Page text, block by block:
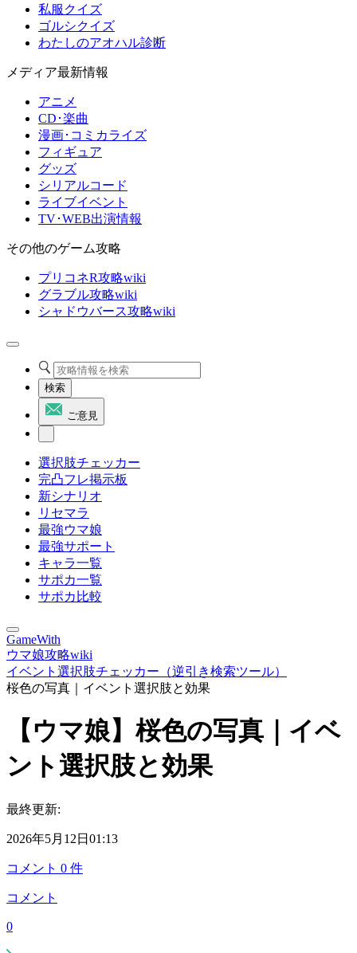
私服クイズ
ゴルシクイズ
わたしのアオハル診断
メディア最新情報
アニメ
CD･楽曲
漫画･コミカライズ
フィギュア
グッズ
シリアルコード
ライブイベント
TV･WEB出演情報
その他のゲーム攻略
プリコネR攻略wiki
グラブル攻略wiki
シャドウバース攻略wiki
検索
ご意見
選択肢チェッカー
完凸フレ掲示板
新シナリオ
リセマラ
最強ウマ娘
最強サポート
キャラ一覧
サポカ一覧
サポカ比較
GameWith
ウマ娘攻略wiki
イベント選択肢チェッカー（逆引き検索ツール）
桜色の写真｜イベント選択肢と効果
【ウマ娘】桜色の写真｜イベ
ント選択肢と効果
最終更新:
2026年5月12日01:13
コメント 0 件
コメント
0